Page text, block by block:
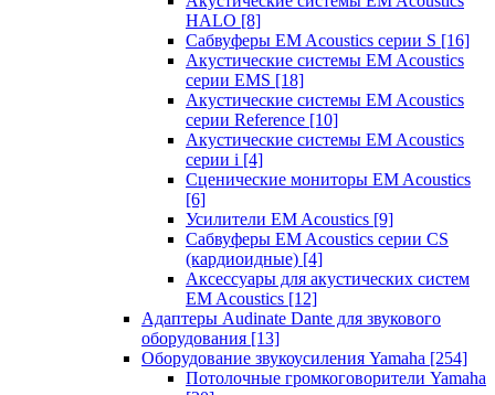
HALO [8]
Сабвуферы EM Acoustics серии S [16]
Акустические системы EM Acoustics
серии EMS [18]
Акустические системы EM Acoustics
серии Reference [10]
Акустические системы EM Acoustics
серии i [4]
Сценические мониторы EM Acoustics
[6]
Усилители EM Acoustics [9]
Сабвуферы EM Acoustics серии CS
(кардиоидные) [4]
Аксессуары для акустических систем
EM Acoustics [12]
Адаптеры Audinate Dante для звукового
оборудования [13]
Оборудование звукоусиления Yamaha [254]
Потолочные громкоговорители Yamaha